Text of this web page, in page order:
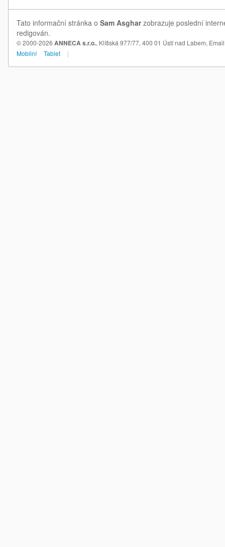
Tato informační stránka o Sam Asgharzobrazuje poslední
redigován.
© 2000-2026 ANNECA s.r.o., Klíšská 977/77, 400 01 Ústí nad Labem,
Mobilní
Tablet |